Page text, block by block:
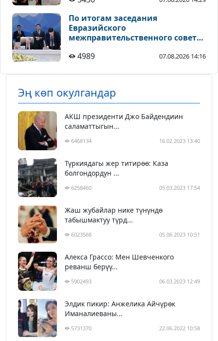
По итогам заседания
Евразийского
межправительственного совета
4989
07.08.2026 14:16
Эң көп окулгандар
АКШ президенти Джо Байдендиин
саламаттыгын...
6468134 16.02.2023 13:40
Түркиядагы жер титирөө: Каза
болгондордун ...
6258460 05.03.2023 17:54
Жаш жубайлар нике түнүндө
табышмактуу түрд...
6023568 05.06.2023 10:51
Алекса Грассо: Мен Шевченкого
реванш берүү...
5902493 06.03.2023 12:49
Элдик пикир: Анжелика Айчүрөк
Иманалиеваны...
5731370 22.06.2022 10:58